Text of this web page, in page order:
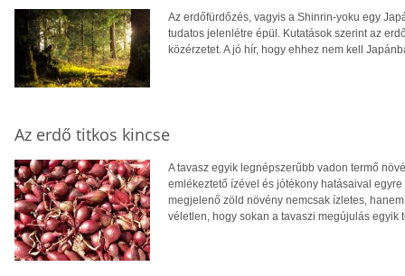
Az erdőfürdőzés, vagyis a Shinrin-yoku egy
tudatos jelenlétre épül. Kutatások szerint az
közérzetet. A jó hír, hogy ehhez nem kell
Az erdő titkos kincse
A tavasz egyik legnépszerűbb vadon termő
emlékeztető ízével és jótékony hatásaival
megjelenő zöld növény nemcsak ízletes,
véletlen, hogy sokan a tavaszi megújulás